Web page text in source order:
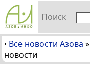
Поиск
• Все новости Азова »
новости